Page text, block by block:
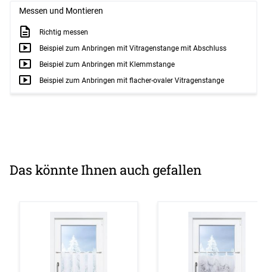
Messen und Montieren
Richtig messen
Beispiel zum Anbringen mit Vitragenstange mit Abschluss
Beispiel zum Anbringen mit Klemmstange
Beispiel zum Anbringen mit flacher-ovaler Vitragenstange
Das könnte Ihnen auch gefallen